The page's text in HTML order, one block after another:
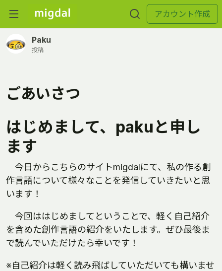
アカウント作成
Paku
投稿
ごあいさつ
はじめまして、pakuと申し
ます
今日からこちらのサイトmigdalにて、私の作る創
作言語について様々なことを発信していきたいと思
います！
今回ははじめましてということで、軽く自己紹介
を含めた創作言語の紹介をいたします。ぜひ最後ま
で読んでいただけたら幸いです！
※自己紹介は軽く読み飛ばしていただいても構いませ